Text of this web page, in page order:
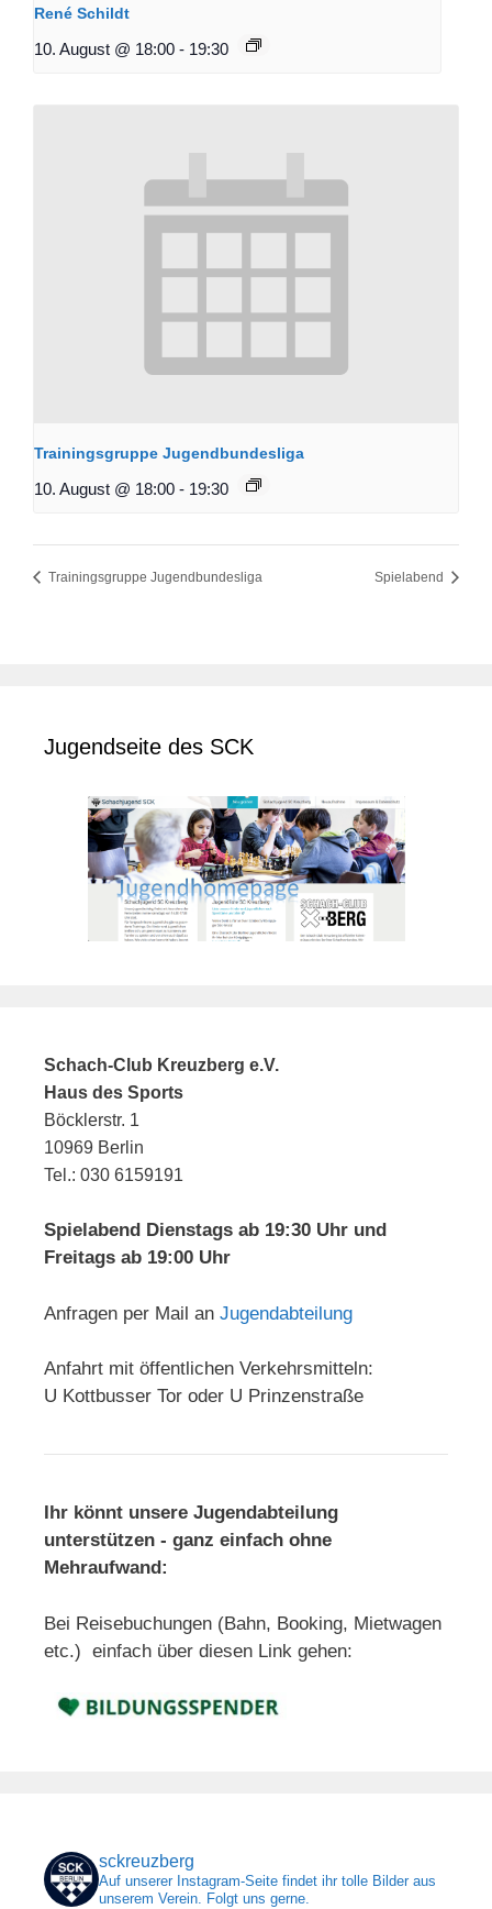
René Schildt
10. August @ 18:00 - 19:30
Trainingsgruppe Jugendbundesliga
10. August @ 18:00 - 19:30
Trainingsgruppe Jugendbundesliga Spielabend
Jugendseite des SCK
Schach-Club Kreuzberg e.V.
Haus des Sports
Böcklerstr. 1
10969 Berlin
Tel.: 030 6159191
Spielabend Dienstags ab 19:30 Uhr und
Freitags ab 19:00 Uhr
Anfragen per Mail an Jugendabteilung
Anfahrt mit öffentlichen Verkehrsmitteln:
U Kottbusser Tor oder U Prinzenstraße
Ihr könnt unsere Jugendabteilung
unterstützen - ganz einfach ohne
Mehraufwand:
Bei Reisebuchungen (Bahn, Booking, Mietwagen
etc.) einfach über diesen Link gehen:
sckreuzberg
Auf unserer Instagram-Seite findet ihr tolle Bilder aus
unserem Verein. Folgt uns gerne.